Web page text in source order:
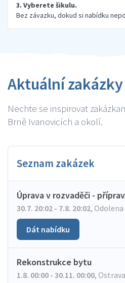
3. Vyberete šikulu.
Bez závazku, dokud si nabídku
Aktuální zakázky
Nechte se inspirovat
Brně Ivanovicích a okolí.
Seznam zakázek
Úprava v rozvaděči -
30.7. 20:02 - 7.8. 20:02, Odolena
Dát nabídku
Rekonstrukce bytu
1.8. 00:00 - 30.11. 00:00,